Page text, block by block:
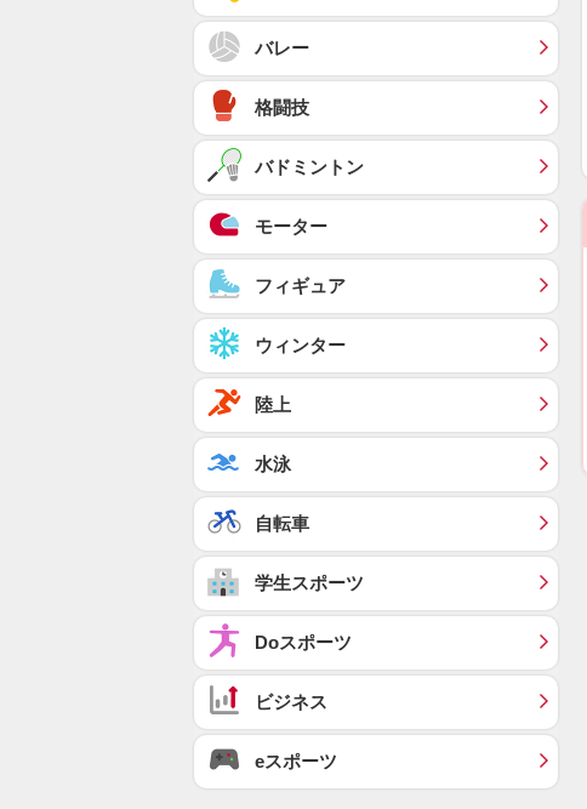
バレー
格闘技
バドミントン
モーター
フィギュア
ウィンター
陸上
水泳
自転車
学生スポーツ
Doスポーツ
ビジネス
eスポーツ